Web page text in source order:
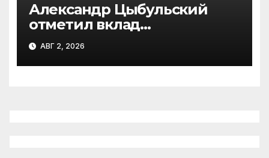
Александр Цыбульский
отметил вклад
железнодорожников в
развитие Архангельской
области
АВГ 2, 2026